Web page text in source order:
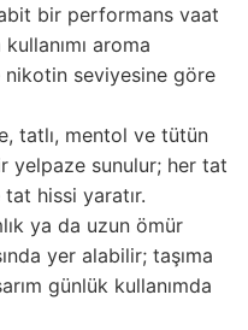
bir performans vaat
aroma
nikotin seviyesine göre
tatlı, mentol ve tütün
yelpaze sunulur; her tat
hissi yaratır.
ya da uzun ömür
yer alabilir; taşıma
günlük kullanımda